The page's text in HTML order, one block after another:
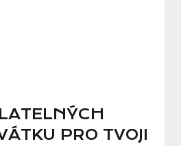
PRO TVOJI